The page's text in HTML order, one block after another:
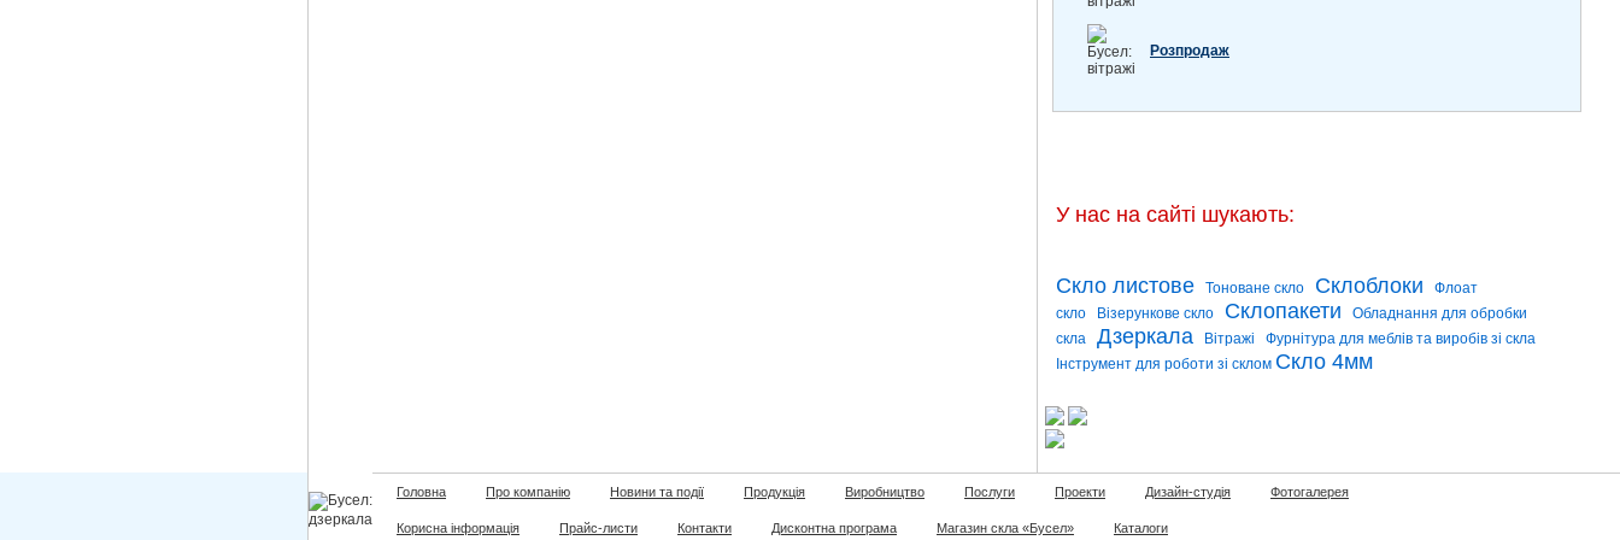
Розпродаж
У нас на сайті шукають:
Скло листове Тоноване скло Склоблоки
Флоат
скло
Візерункове скло Склопакети
Обладнання для обробки
скла
Дзеркала Вітражі
Фурнітура для меблів та виробів зі скла
Інструмент для роботи зі склом Скло 4мм
Головна Про компанію Новини та події Продукція Виробництво Послуги Проекти Дизайн-студія Фотогалерея
Корисна інформація Прайс-листи Контакти Дисконтна програма Магазин скла «Бусел» Каталоги